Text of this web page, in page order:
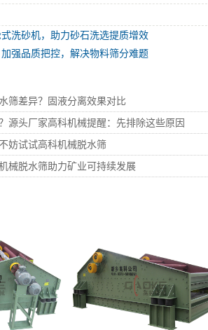
洗砂机，助力砂石洗选提质增效
强品质把控，解决物料筛分难题
筛差异？固液分离效果对比
源头厂家高科机械提醒：先排除这些原因
妨试试高科机械脱水筛
械脱水筛助力矿业可持续发展